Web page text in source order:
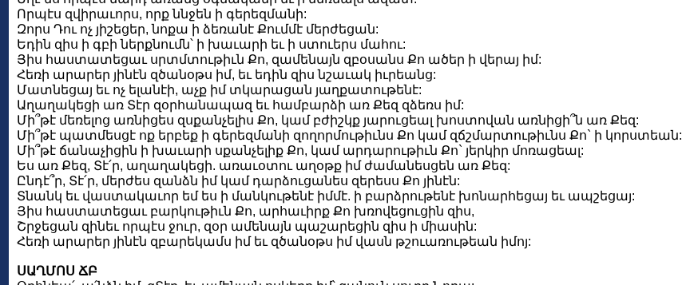
Որպէս զվիրաւորս, որք ննջեն ի գերեզմանի:
Զորս Դու ոչ յիշեցեր, նոքա ի ձեռանէ Քումմէ մերժեցան:
Եդին զիս ի գբի ներքնումն՝ ի խաւարի եւ ի ստուերս մահու:
Յիս հաստատեցաւ սրտմտութիւն Քո, զամենայն զբօսանս Քո ածեր ի վերայ իմ:
Հեռի արարեր յինէն զծանօթս իմ, եւ եդին զիս նշաւակ իւրեանց:
Մատնեցայ եւ ոչ ելանէի, աչք իմ տկարացան յաղքատութենէ:
Աղաղակեցի առ Տէր զօրհանապազ եւ համբարձի առ Քեզ զձեռս իմ:
Մի՞թէ մեռելոց առնիցես զսքանչելիս Քո, կամ բժիշկք յարուցեալ խոստովան առնիցի՞ն առ Քեզ:
Մի՞թէ պատմեսցէ ոք երբեք ի գերեզմանի զողորմութիւնս Քո կամ զճշմարտութիւնս Քո` ի կորստեան:
Մի՞թէ ճանաչիցին ի խաւարի սքանչելիք Քո, կամ արդարութիւն Քո` յերկիր մոռացեալ:
Ես առ Քեզ, Տէ՛ր, աղաղակեցի. առաւօտու աղօթք իմ ժամանեսցեն առ Քեզ:
Ընդէ՞ր, Տէ՛ր, մերժես զանձն իմ կամ դարձուցանես զերեսս Քո յինէն:
Տնանկ եւ վաստակաւոր եմ ես ի մանկութենէ իմմէ. ի բարձրութենէ խոնարհեցայ եւ ապշեցայ:
Յիս հաստատեցաւ բարկութիւն Քո, արհաւիրք Քո խռովեցուցին զիս,
Շրջեցան զինեւ որպէս ջուր, զօր ամենայն պաշարեցին զիս ի միասին:
Հեռի արարեր յինէն զբարեկամս իմ եւ զծանօթս իմ վասն թշուառութեան իմոյ:
ՍԱՂՄՈՍ ՃԲ